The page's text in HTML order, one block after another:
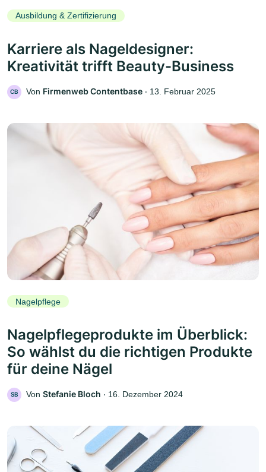
Ausbildung & Zertifizierung
Karriere als Nageldesigner:
Kreativität trifft Beauty-Business
CB Von Firmenweb Contentbase ‧ 13. Februar 2025
Nagelpflege
Nagelpflegeprodukte im Überblick:
So wählst du die richtigen Produkte
für deine Nägel
SB Von Stefanie Bloch ‧ 16. Dezember 2024